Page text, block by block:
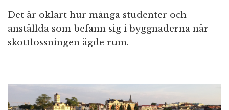
Det är oklart hur många studenter och
anställda som befann sig i byggnaderna när
skottlossningen ägde rum.